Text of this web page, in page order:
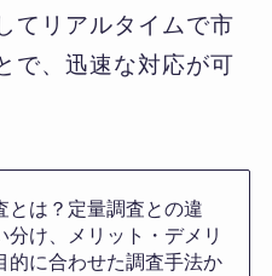
てリアルタイムで市
で、迅速な対応が可
とは？定量調査との違
分け、メリット・デメリ
的に合わせた調査手法か